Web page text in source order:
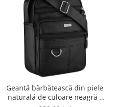
Geantă bărbătească din piele
naturală de culoare neagră -